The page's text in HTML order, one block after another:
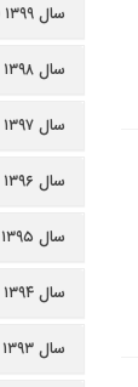
سال ۱۳۹۹ (۹۵۳)
سال ۱۳۹۸ (۱۲۵۲)
سال ۱۳۹۷ (۱۰۷۱)
سال ۱۳۹۶ (۱۰۴۸)
سال ۱۳۹۵ (۱۱۸۰)
سال ۱۳۹۴ (۱۴۱۷)
سال ۱۳۹۳ (۱۱۴۴)